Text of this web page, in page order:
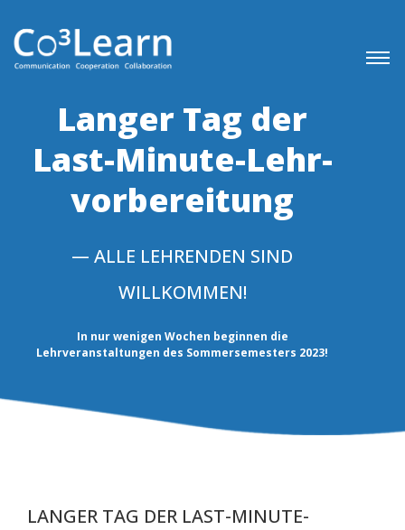
Langer Tag der
Last-Minute-Lehr­
vorbereitung
— ALLE LEHRENDEN SIND
WILLKOMMEN!
In nur wenigen Wochen beginnen die
Lehrveranstaltungen des Sommersemesters 2023!
LANGER TAG DER LAST-MINUTE-